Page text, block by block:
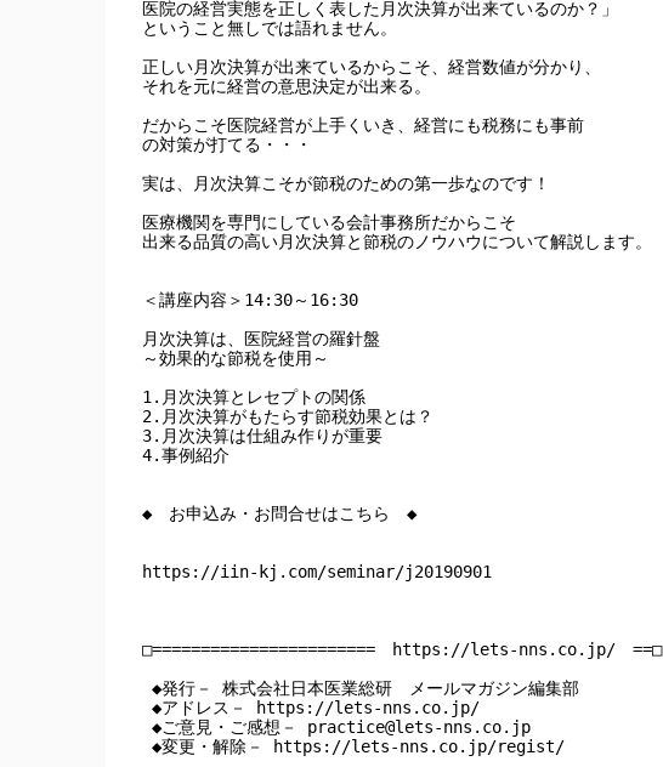
医院の経営実態を正しく表した月次決算が出来ているのか？」
ということ無しでは語れません。
正しい月次決算が出来ているからこそ、経営数値が分かり、
それを元に経営の意思決定が出来る。
だからこそ医院経営が上手くいき、経営にも税務にも事前
の対策が打てる・・・
実は、月次決算こそが節税のための第一歩なのです！
医療機関を専門にしている会計事務所だからこそ
出来る品質の高い月次決算と節税のノウハウについて解説します。
＜講座内容＞14:30～16:30
月次決算は、医院経営の羅針盤
～効果的な節税を使用～
1.月次決算とレセプトの関係
2.月次決算がもたらす節税効果とは？
3.月次決算は仕組み作りが重要
4.事例紹介
◆　お申込み・お問合せはこちら　◆
https://iin-kj.com/seminar/j20190901
□=======================　https://lets-nns.co.jp/　==□
◆発行－ 株式会社日本医業総研　メールマガジン編集部
◆アドレス－ https://lets-nns.co.jp/
◆ご意見・ご感想－ practice@lets-nns.co.jp
◆変更・解除－ https://lets-nns.co.jp/regist/